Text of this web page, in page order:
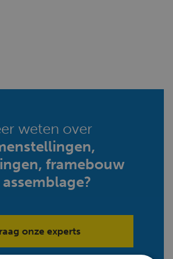
weten over
framebouw
onze experts